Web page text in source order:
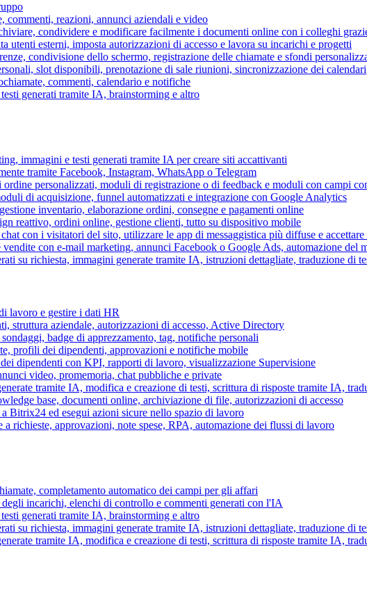
commenti, reazioni, annunci aziendali e video
condividere e modificare facilmente i documenti online con i colleghi
utenti esterni, imposta autorizzazioni di accesso e lavora su incarichi e progetti
condivisione dello schermo, registrazione delle chiamate e sfondi
slot disponibili, prenotazione di sale riunioni, sincronizzazione dei calendari
commenti, calendario e notifiche
generati tramite IA, brainstorming e altro
immagini e testi generati tramite IA per creare siti accattivanti
tramite Facebook, Instagram, WhatsApp o Telegram
personalizzati, moduli di registrazione o di feedback e moduli con campi
di acquisizione, funnel automatizzati e integrazione con Google Analytics
inventario, elaborazione ordini, consegne e pagamenti online
reattivo, ordini online, gestione clienti, tutto su dispositivo mobile
con i visitatori del sito, utilizzare le app di messaggistica più diffuse e
vendite con e-mail marketing, annunci Facebook o Google Ads, automazione del
su richiesta, immagini generate tramite IA, istruzioni dettagliate, traduzione di
lavoro e gestire i dati HR
struttura aziendale, autorizzazioni di accesso, Active Directory
badge di apprezzamento, tag, notifiche personali
profili dei dipendenti, approvazioni e notifiche mobile
dipendenti con KPI, rapporti di lavoro, visualizzazione Supervisione
video, promemoria, chat pubbliche e private
tramite IA, modifica e creazione di testi, scrittura di risposte tramite IA,
base, documenti online, archiviazione di file, autorizzazioni di accesso
Bitrix24 ed esegui azioni sicure nello spazio di lavoro
richieste, approvazioni, note spese, RPA, automazione dei flussi di lavoro
completamento automatico dei campi per gli affari
incarichi, elenchi di controllo e commenti generati con l'IA
generati tramite IA, brainstorming e altro
su richiesta, immagini generate tramite IA, istruzioni dettagliate, traduzione di
tramite IA, modifica e creazione di testi, scrittura di risposte tramite IA,